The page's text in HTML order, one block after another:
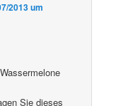
2013 um
Sie dieses